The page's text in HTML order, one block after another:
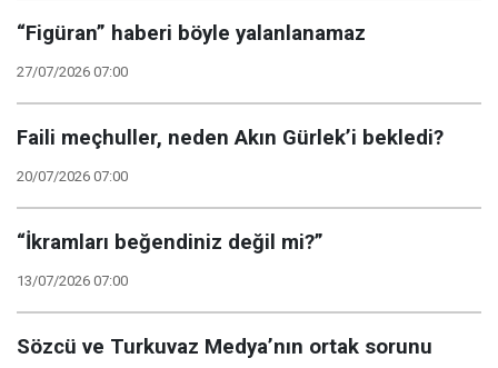
“Figüran” haberi böyle yalanlanamaz
27/07/2026 07:00
Faili meçhuller, neden Akın Gürlek’i bekledi?
20/07/2026 07:00
“İkramları beğendiniz değil mi?”
13/07/2026 07:00
Sözcü ve Turkuvaz Medya’nın ortak sorunu